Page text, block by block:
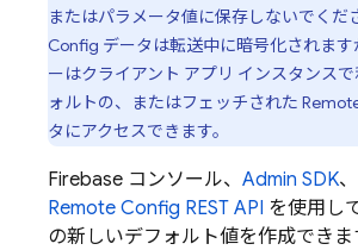
またはパラメータ値に保存しないでくだ
Config データは転送中に暗号化されま
ーはクライアント アプリ インスタンス
ォルトの、またはフェッチされた
タにアクセスできます。
Firebase コンソール、 Admin SDK
Remote Config REST API を使用し
の新しいデフォルト値を作成でき